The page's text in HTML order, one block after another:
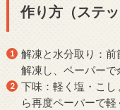
作り方（ステッ
解凍と水分取り：
解凍し、ペーパーで
下味：軽く塩・こ
ら再度ペーパーで軽